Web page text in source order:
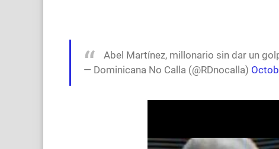
Abel Martínez, millonario sin dar un
— Dominicana No Calla (@RDnocalla)